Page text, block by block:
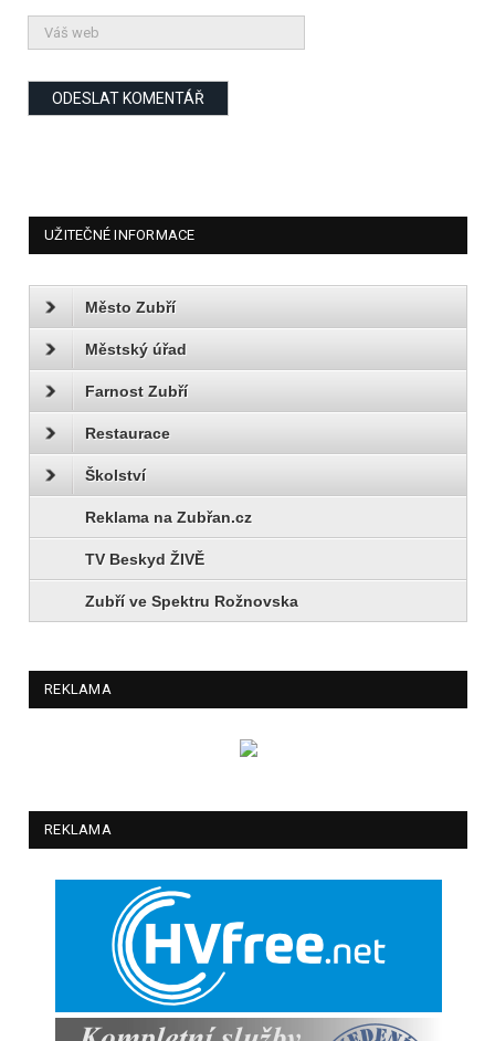
UŽITEČNÉ INFORMACE
Město Zubří
Městský úřad
Farnost Zubří
Restaurace
Školství
Reklama na Zubřan.cz
TV Beskyd ŽIVĚ
Zubří ve Spektru Rožnovska
REKLAMA
REKLAMA